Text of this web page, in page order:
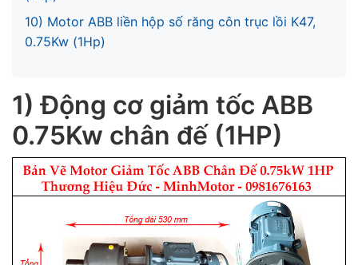
10) Motor ABB liền hộp số răng côn trục lồi K47,
0.75Kw (1Hp)
1) Động cơ giảm tốc ABB
0.75Kw chân đế (1HP)